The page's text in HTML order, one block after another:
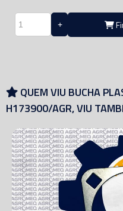
QUEM VIU BUCHA
H173900/AGR, VIU